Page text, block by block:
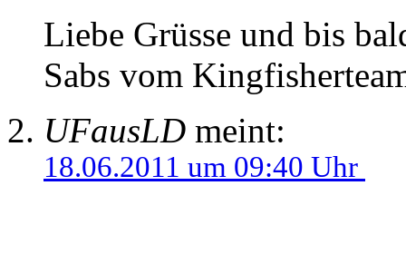
Liebe Grüsse und bis
Sabs vom
UFausLD meint:
18.06.2011 um 09:40 Uhr